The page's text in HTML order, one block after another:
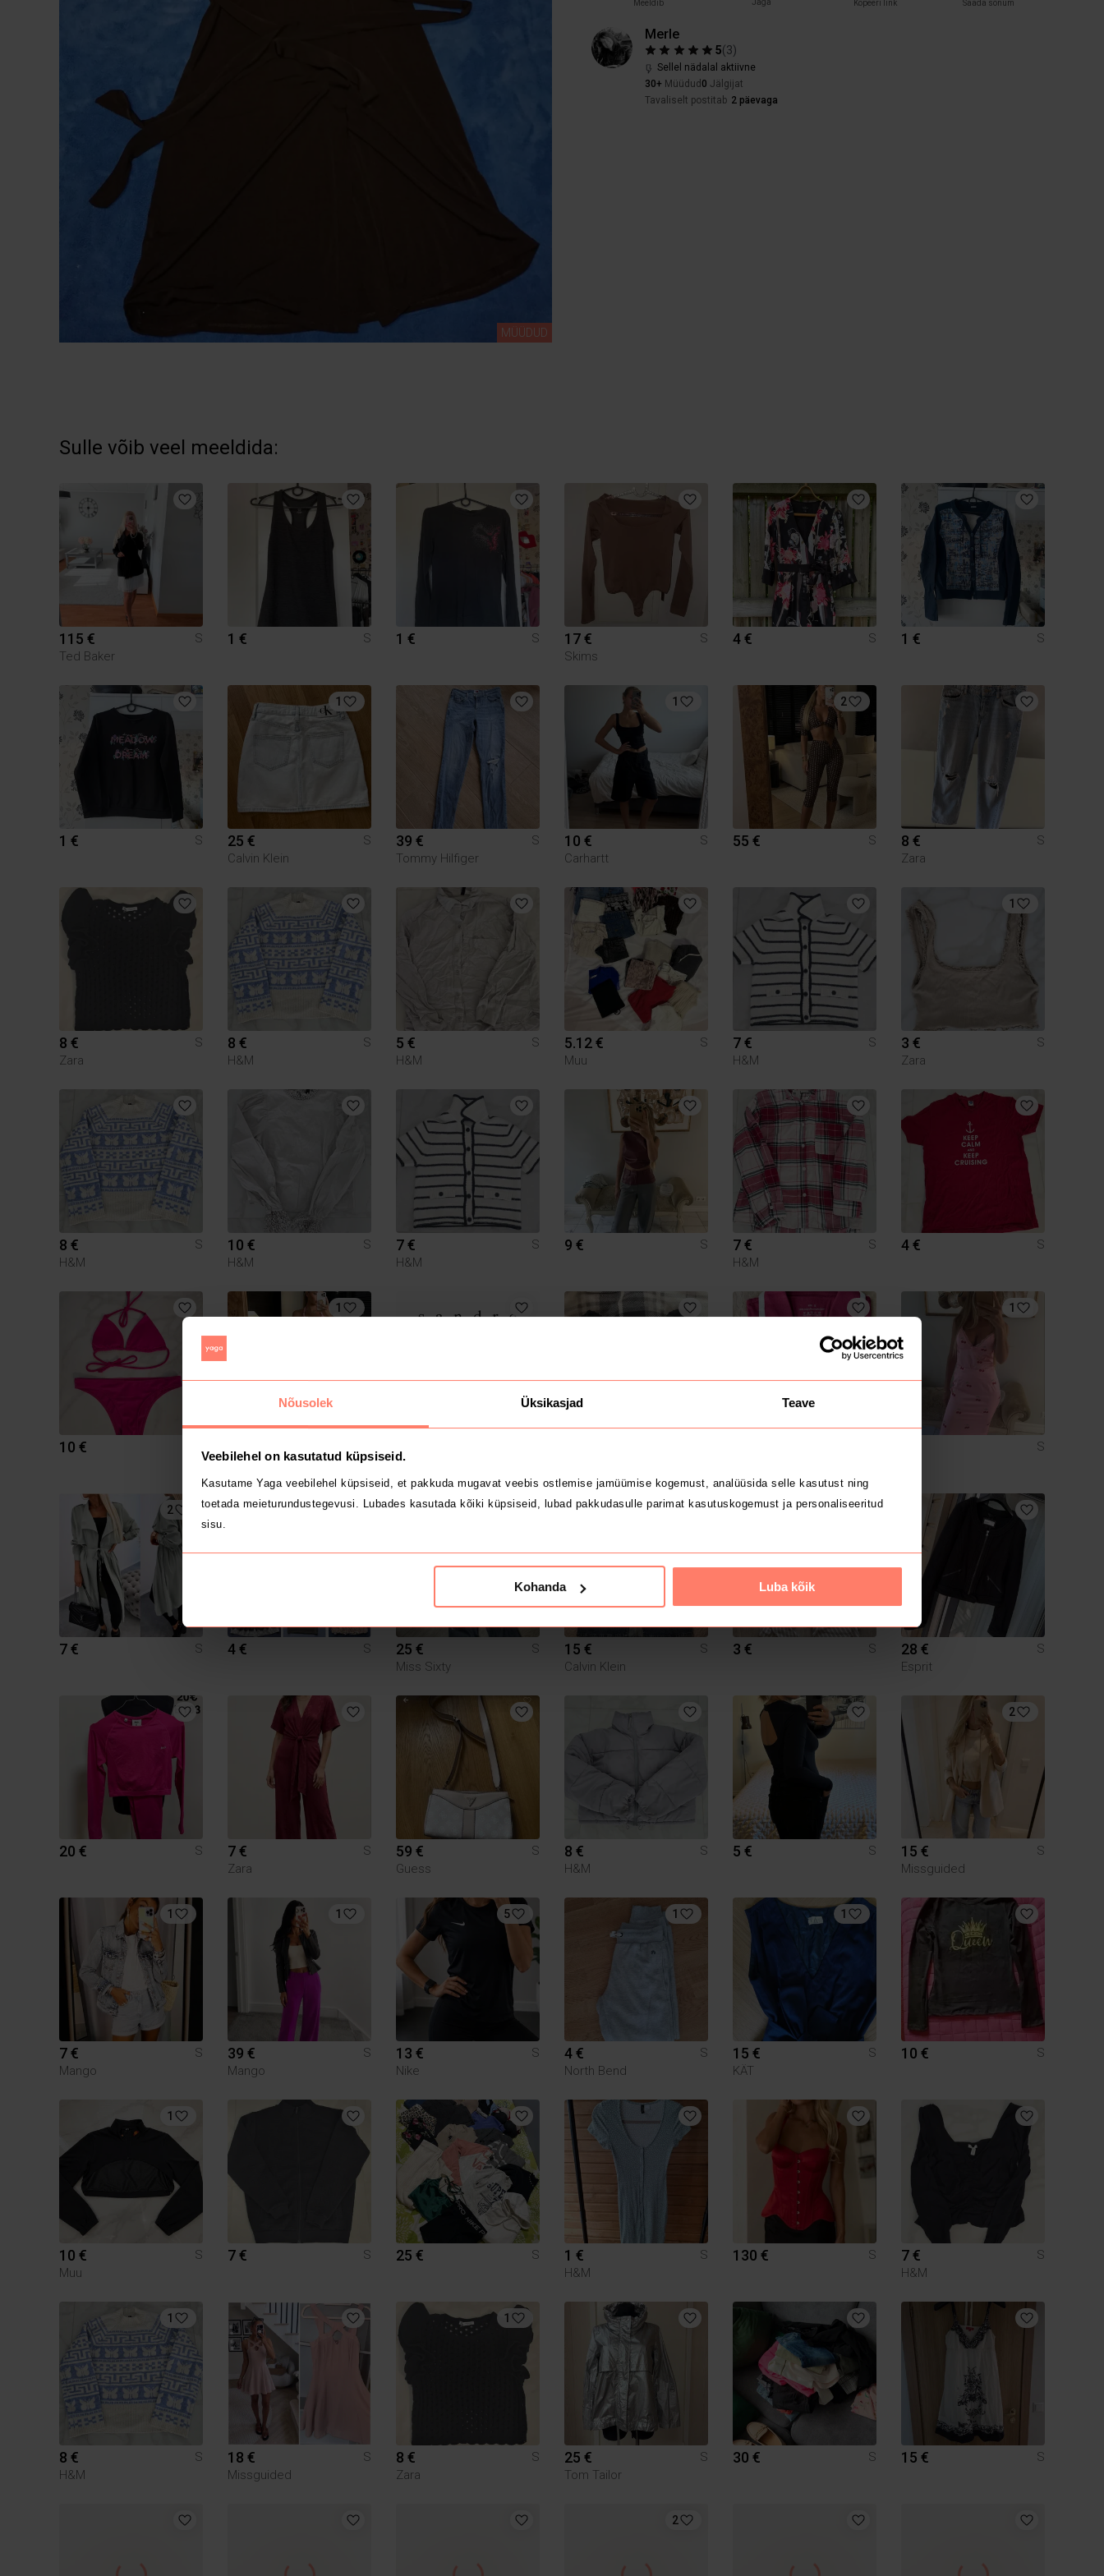
Nõusolek Üksikasjad Teave
Veebilehel on kasutatud küpsiseid.
Kasutame Yaga veebilehel küpsiseid, et pakkuda mugavat veebis ostlemise jamüümise kogemust, analüüsida selle kasutust ning
toetada meieturundustegevusi. Lubades kasutada kõiki küpsiseid, lubad pakkudasulle parimat kasutuskogemust ja personaliseeritud
sisu.
Kohanda Luba kõik
MÜÜDUD
Meeldib Kopeeri link Saada sõnum
Merle
5(3)
Sellel nädalal aktiivne
30+ Müüdud 0 Jälgijat
Tavaliselt postitab 2 päevaga
Sulle võib veel meeldida:
115 €
S
Ted Baker
1 € S 1 € S 17 €
S
Skims
4 € S 1 € S
1 € S
1
25 €
S
Calvin Klein
39 €
S
Tommy Hilfiger
1
10 €
S
Carhartt
2
55 € S 8 €
S
Zara
8 €
S
Zara
8 €
S
H&M
5 €
S
H&M
5.12 €
S
Muu
7 €
S
H&M
1
3 €
S
Zara
8 €
S
H&M
10 €
S
H&M
7 €
S
H&M
9 € S 7 €
S
H&M
4 € S
10 €
1
Sandro
1
S
2
7 € S 4 € S 25 €
S
Miss Sixty
15 €
S
Calvin Klein
3 € S 28 €
S
Esprit
20 € S 7 €
S
Zara
59 €
S
Guess
8 €
S
H&M
5 € S
2
15 €
S
Missguided
1
7 €
S
Mango
1
39 €
S
Mango
5
13 €
S
Nike
1
4 €
S
North Bend
1
15 €
S
KÄT
10 € S
1
10 €
S
Muu
7 € S 25 € S 1 €
S
H&M
130 € S 7 €
S
H&M
1
8 €
S
H&M
18 €
S
Missguided
1
8 €
S
Zara
25 €
S
Tom Tailor
30 € S 15 € S
2